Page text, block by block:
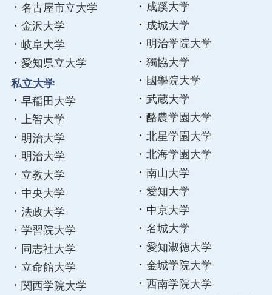
名古屋市立大学
金沢大学
岐阜大学
愛知県立大学
私立大学
早稲田大学
上智大学
明治大学
明治大学
立教大学
中央大学
法政大学
学習院大学
同志社大学
立命館大学
関西学院大学
成蹊大学
成城大学
明治学院大学
獨協大学
國學院大学
武蔵大学
酪農学園大学
北星学園大学
北海学園大学
南山大学
愛知大学
中京大学
名城大学
愛知淑徳大学
金城学院大学
西南学院大学